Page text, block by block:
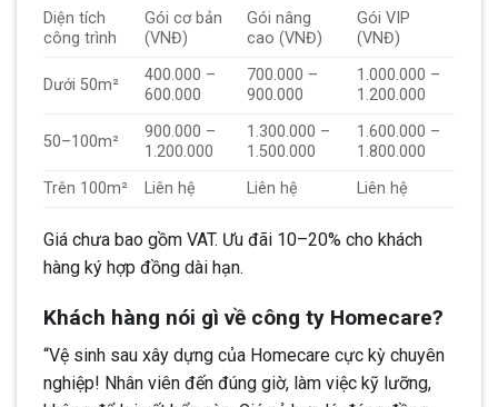
Diện tích
công trình
Gói cơ bản
(VNĐ)
Gói nâng
cao (VNĐ)
Gói VIP
(VNĐ)
Dưới 50m²
400.000 –
600.000
700.000 –
900.000
1.000.000 –
1.200.000
50–100m²
900.000 –
1.200.000
1.300.000 –
1.500.000
1.600.000 –
1.800.000
Trên 100m²
Liên hệ Liên hệ Liên hệ
Giá chưa bao gồm VAT. Ưu đãi 10–20% cho khách
hàng ký hợp đồng dài hạn.
Khách hàng nói gì về công ty Homecare?
“Vệ sinh sau xây dựng của Homecare cực kỳ chuyên
nghiệp! Nhân viên đến đúng giờ, làm việc kỹ lưỡng,